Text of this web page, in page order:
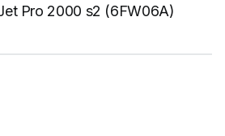
Pro 2000 s2 (6FW06A)